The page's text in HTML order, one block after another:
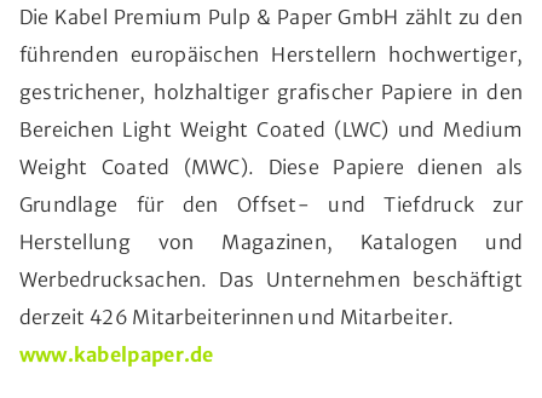
Die Kabel Premium Pulp & Paper GmbH zählt zu den
führenden europäischen Herstellern hochwertiger,
gestrichener, holzhaltiger grafischer Papiere in den
Bereichen Light Weight Coated (LWC) und Medium
Weight Coated (MWC). Diese Papiere dienen als
Grundlage für den Offset- und Tiefdruck zur
Herstellung von Magazinen, Katalogen und
Werbedrucksachen. Das Unternehmen beschäftigt
derzeit 426 Mitarbeiterinnen und Mitarbeiter.
www.kabelpaper.de